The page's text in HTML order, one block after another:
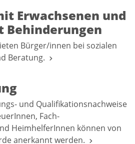
Erwachsenen und
Behinderungen
Bürger/innen bei sozialen
Beratung.
und Qualifikationsnachweise
Fach-
HeimhelferInnen können von
anerkannt werden.